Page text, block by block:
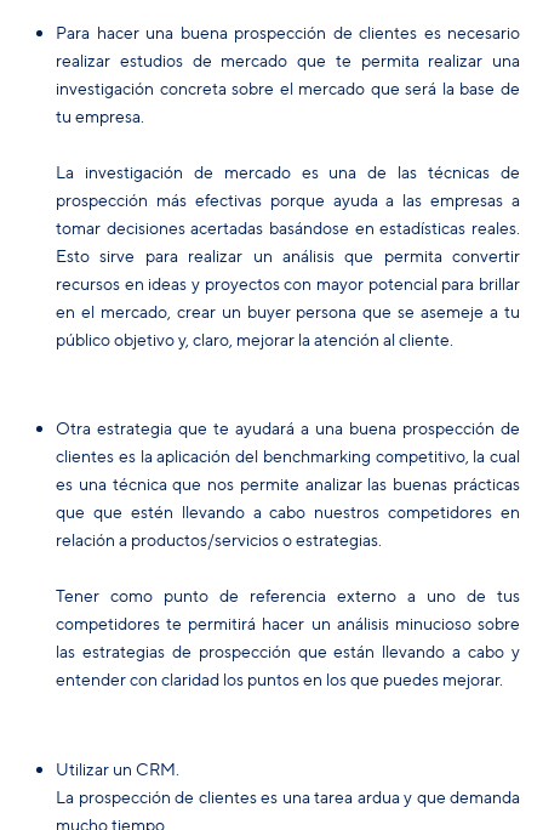
Para hacer una buena prospección de clientes es necesario
realizar estudios de mercado que te permita realizar una
investigación concreta sobre el mercado que será la base de
tu empresa.
La investigación de mercadoes una de las técnicas de
prospección más efectivas porque ayuda a las empresas a
tomar decisiones acertadas basándose en estadísticas reales.
Esto sirve para realizar un análisis que permita convertir
recursos en ideas y proyectos con mayor potencial para brillar
en el mercado, crear un buyer persona que se asemeje a tu
público objetivo y, claro, mejorar la atención al cliente.
Otra estrategia que te ayudará a una buena prospección de
clientes es la aplicación del benchmarking competitivo, la cual
es una técnica que nos permite analizar las buenas prácticas
que que estén llevando a cabo nuestros competidores en
relación a productos/servicios o estrategias.
Tener como punto de referencia externo a uno de tus
competidores te permitirá hacer un análisis minucioso sobre
las estrategias de prospección que están llevando a cabo y
entender con claridad los puntos en los que puedes mejorar.
Utilizar un CRM.
La prospección de clientes es una tarea ardua y que demanda
mucho tiempo.